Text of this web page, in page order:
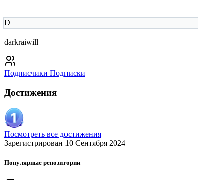
D
darkraiwill
Подписчики Подписки
Достижения
Посмотреть все достижения
Зарегистрирован 10 Сентября 2024
Популярные репозитории